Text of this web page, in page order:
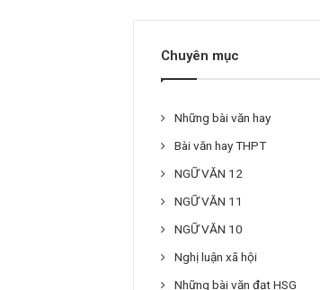
Chuyên mục
Những bài văn hay
Bài văn hay THPT
NGỮ VĂN 12
NGỮ VĂN 11
NGỮ VĂN 10
Nghị luận xã hội
Những bài văn đạt HSG